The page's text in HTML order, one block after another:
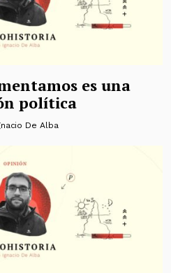
es una
política
De Alba